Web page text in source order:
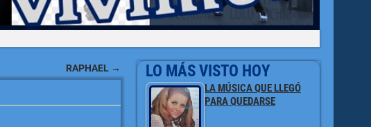
RAPHAEL → LO MÁS VISTO HOY
LA MÚSICA QUE LLEGÓ
PARA QUEDARSE